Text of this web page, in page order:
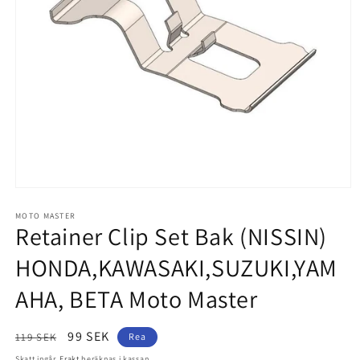
1
i
modalfönster
MOTO MASTER
Retainer Clip Set Bak (NISSIN)
HONDA,KAWASAKI,SUZUKI,YAM
AHA, BETA Moto Master
Ordinarie
pris
119 SEK Försäljningspris
99 SEK Rea